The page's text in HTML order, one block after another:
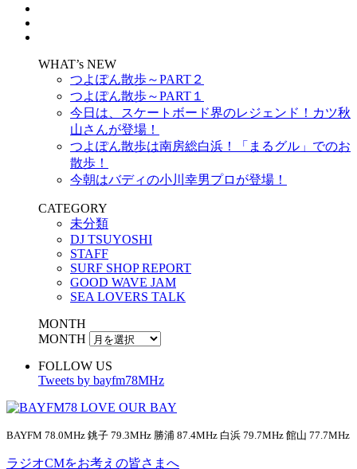
WHAT’s NEW
つよぽん散歩～PART２
つよぽん散歩～PART１
今日は、スケートボード界のレジェンド！カツ秋
山さんが登場！
つよぽん散歩は南房総白浜！「まるグル」でのお
散歩！
今朝はバディの小川幸男プロが登場！
CATEGORY
未分類
DJ TSUYOSHI
STAFF
SURF SHOP REPORT
GOOD WAVE JAM
SEA LOVERS TALK
MONTH
MONTH
FOLLOW US
Tweets by bayfm78MHz
BAYFM 78.0MHz 銚子 79.3MHz 勝浦 87.4MHz 白浜 79.7MHz 館山 77.7MHz
ラジオCMをお考えの皆さまへ